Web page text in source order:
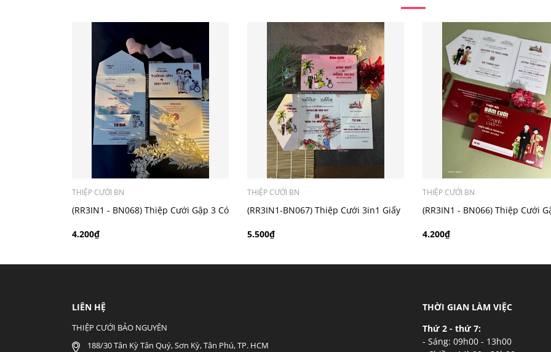
- Mẫu dưới 3000 giá chưa bao gồm bản đồ, quý khách có nhu cầu in bản đồ sẽ có mức phí 300 - 500
THIỆP CƯỚI BN
(RR3IN1 - BN068) Thiệp Cưới Gập 3 Có
4.200₫
THIỆP CƯỚI BN
(RR3IN1-BN067) Thiệp Cưới 3in1 Giấy
5.500₫
THIỆP CƯỚI BN
(RR3IN1 - BN066) Thiệp Cưới
4.200₫
LIÊN HỆ
THIỆP CƯỚI BẢO NGUYÊN
188/30 Tân Kỳ Tân Quý, Sơn Kỳ, Tân Phú, TP. HCM
THỜI GIAN LÀM VIỆC
Thứ 2 - thứ 7:
- Sáng: 09h00 - 13h00